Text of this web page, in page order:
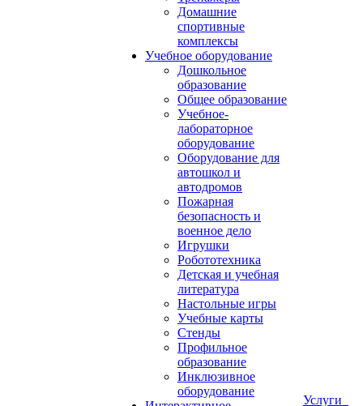
Домашние
спортивные
комплексы
Учебное оборудование
Дошкольное
образование
Общее образование
Учебное-
лабораторное
оборудование
Оборудование для
автошкол и
автодромов
Пожарная
безопасность и
военное дело
Игрушки
Робототехника
Детская и учебная
литература
Настольные игры
Учебные карты
Стенды
Профильное
образование
Инклюзивное
оборудование
Услуги